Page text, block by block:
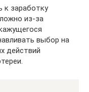
к заработку
из-за
выбор на
действий